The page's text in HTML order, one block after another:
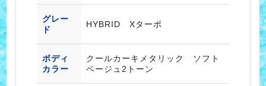
グレー
ド
HYBRID Xターボ
ボディ
カラー
クールカーキメタリック ソフト
ベージュ2トーン